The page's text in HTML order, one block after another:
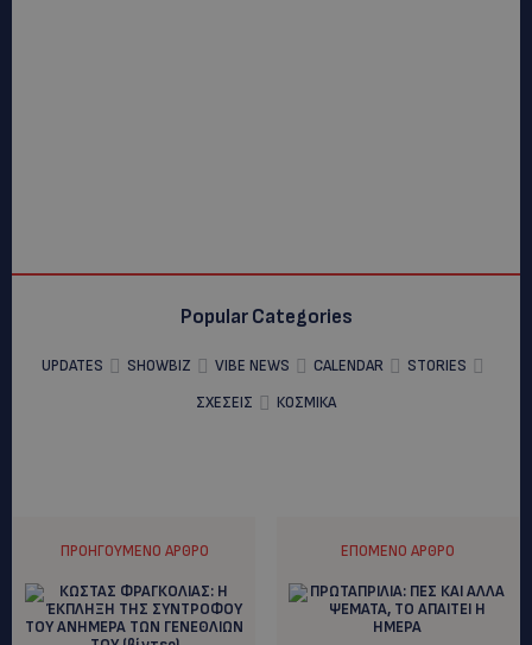
Popular Categories
UPDATES SHOWBIZ VIBE NEWS CALENDAR
STORIES
ΣΧΕΣΕΙΣ
ΚΟΣΜΙΚΑ
ΠΡΟΗΓΟΎΜΕΝΟ ΆΡΘΡΟ ΕΠΌΜΕΝΟ ΆΡΘΡΟ